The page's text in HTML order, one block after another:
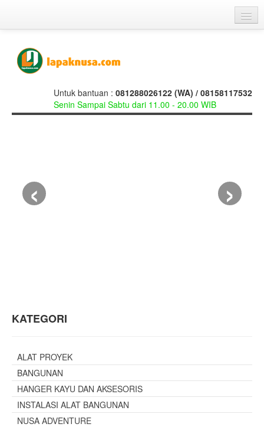
Galery
Untuk bantuan : 081288026122 (WA) / 08158117532
Senin Sampai Sabtu dari 11.00 - 20.00 WIB
‹ ›
KATEGORI
ALAT PROYEK
BANGUNAN
HANGER KAYU DAN AKSESORIS
INSTALASI ALAT BANGUNAN
NUSA ADVENTURE